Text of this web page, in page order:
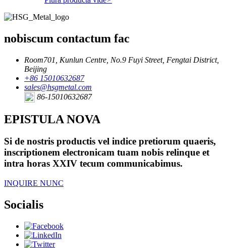
nobiscum contactum fac
Room701, Kunlun Centre, No.9 Fuyi Street, Fengtai District,
Beijing
+86 15010632687
sales@hsgmetal.com
86-15010632687
EPISTULA NOVA
Si de nostris productis vel indice pretiorum quaeris,
inscriptionem electronicam tuam nobis relinque et
intra horas XXIV tecum communicabimus.
INQUIRE NUNC
Socialis